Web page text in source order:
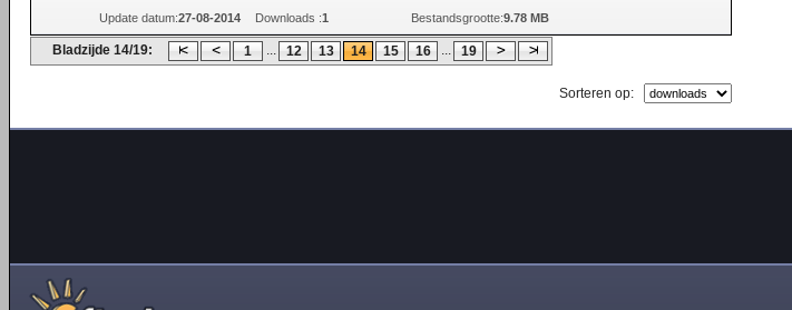
Update datum:27-08-2014 Downloads :1 Bestandsgrootte:9.78 MB
Bladzijde 14/19: 1 ... 12 13 14 15 16 ... 19
Sorteren op: